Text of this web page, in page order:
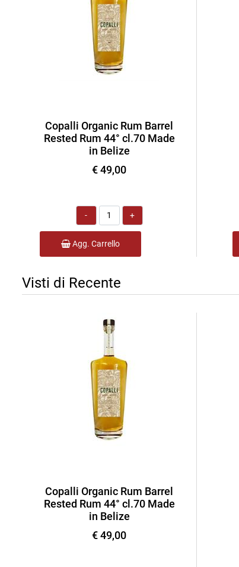
Copalli Organic Rum Barrel
Rested Rum 44° cl.70 Made
in Belize
€ 49,00
Quantità
Agg. Carrello
Visti di Recente
Copalli Organic Rum Barrel
Rested Rum 44° cl.70 Made
in Belize
€ 49,00